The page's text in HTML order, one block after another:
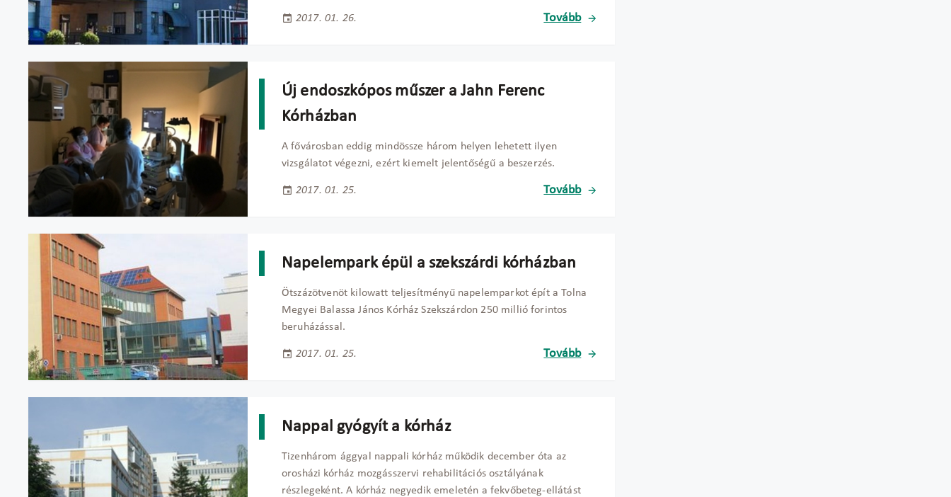
2017. 01. 26. Tovább
Új endoszkópos műszer a Jahn Ferenc
Kórházban
A fővárosban eddig mindössze három helyen lehetett ilyen
vizsgálatot végezni, ezért kiemelt jelentőségű a beszerzés.
2017. 01. 25. Tovább
Napelempark épül a szekszárdi kórházban
Ötszázötvenöt kilowatt teljesítményű napelemparkot épít a Tolna
Megyei Balassa János Kórház Szekszárdon 250 millió forintos
beruházással.
2017. 01. 25. Tovább
Nappal gyógyít a kórház
Tizenhárom ággyal nappali kórház működik december óta az
orosházi kórház mozgásszervi rehabilitációs osztályának
részlegeként. A kórház negyedik emeletén a fekvőbeteg-ellátást